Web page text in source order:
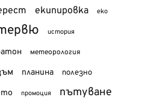
екипировка еко
история
метеорология
планина полезно
промоция пътуване